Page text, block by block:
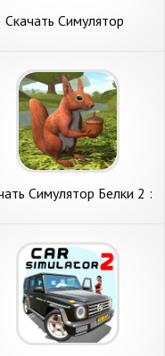
Скачать Симулятор
Андроид
Симулятор Белки 2 :